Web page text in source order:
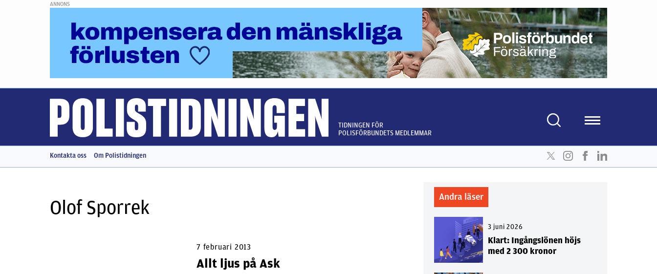
ANNONS
TIDNINGEN FÖR
POLISFÖRBUNDETS MEDLEMMAR
Kontakta oss Om Polistidningen
Olof Sporrek
7 februari 2013
Allt ljus på Ask
Andra läser
3 juni 2026
Klart: Ingångslönen höjs
med 2 300 kronor